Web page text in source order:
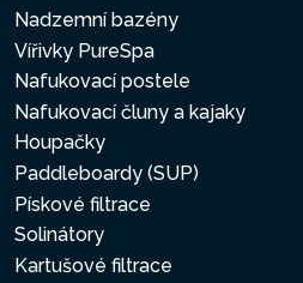
Nadzemní bazény
Vířivky PureSpa
Nafukovací postele
Nafukovací čluny a kajaky
Houpačky
Paddleboardy (SUP)
Pískové filtrace
Solinátory
Kartušové filtrace